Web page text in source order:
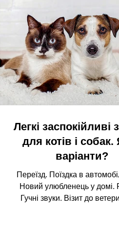
Легкі заспокійливі
для котів і собак.
варіанти?
Переїзд. Поїздка в
Новий улюбленець у домі.
Гучні звуки. Візит до